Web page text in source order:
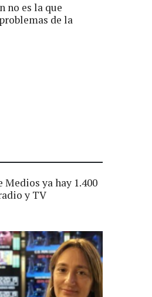
no es la que
de la
Medios ya hay 1.400
y TV